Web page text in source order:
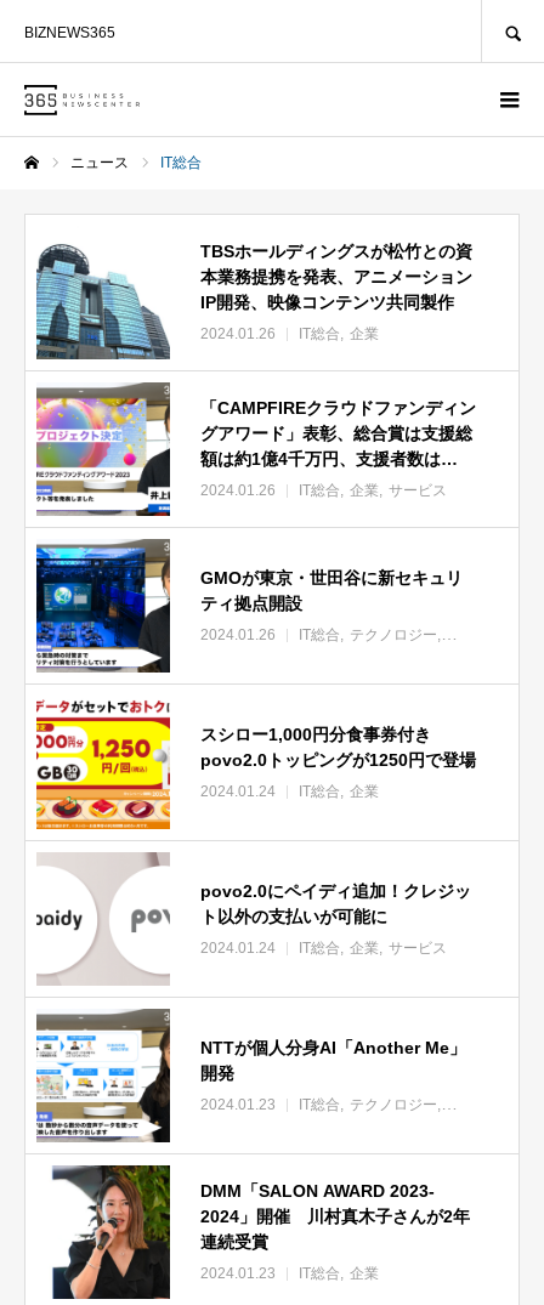
BIZNEWS365
ニュース IT総合
TBSホールディングスが松竹との資
本業務提携を発表、アニメーション
IP開発、映像コンテンツ共同製作
2024.01.26 IT総合 企業
「CAMPFIREクラウドファンディン
グアワード」表彰、総合賞は支援総
額は約1億4千万円、支援者数は
5,662人プロジェクト
2024.01.26 IT総合 企業 サービス
GMOが東京・世田谷に新セキュリ
ティ拠点開設
2024.01.26 IT総合 テクノロジー
スシロー1,000円分食事券付き
povo2.0トッピングが1250円で登場
2024.01.24 IT総合 企業
povo2.0にペイディ追加！クレジッ
ト以外の支払いが可能に
2024.01.24 IT総合 企業 サービス
NTTが個人分身AI「Another Me」
開発
2024.01.23 IT総合 テクノロジー
DMM「SALON AWARD 2023-
2024」開催 川村真木子さんが2年
連続受賞
2024.01.23 IT総合 企業